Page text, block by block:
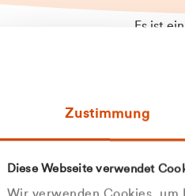
Zustimmung
Diese Webseite verwendetZu
Es ist
Zum